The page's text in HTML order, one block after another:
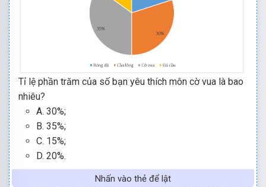
Tỉ lệ phần trăm của số bạn yêu thích môn cờ vua là bao
nhiêu?
A. 30%;
B. 35%;
C. 15%;
D. 20%.
Nhấn vào thẻ để lật